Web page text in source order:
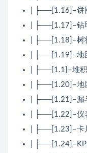
| ├──[1.16]–饼
| ├──[1.17]–钻
| ├──[1.18]–树
| ├──[1.19]–地
| ├──[1.1]–堆
| ├──[1.20]–地
| ├──[1.21]–漏
| ├──[1.22]–仪
| ├──[1.23]–卡
|